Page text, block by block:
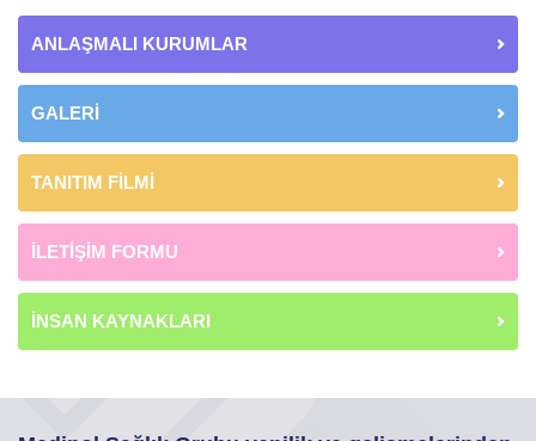
ANLAŞMALI KURUMLAR
GALERİ
TANITIM FİLMİ
İLETİŞİM FORMU
İNSAN KAYNAKLARI